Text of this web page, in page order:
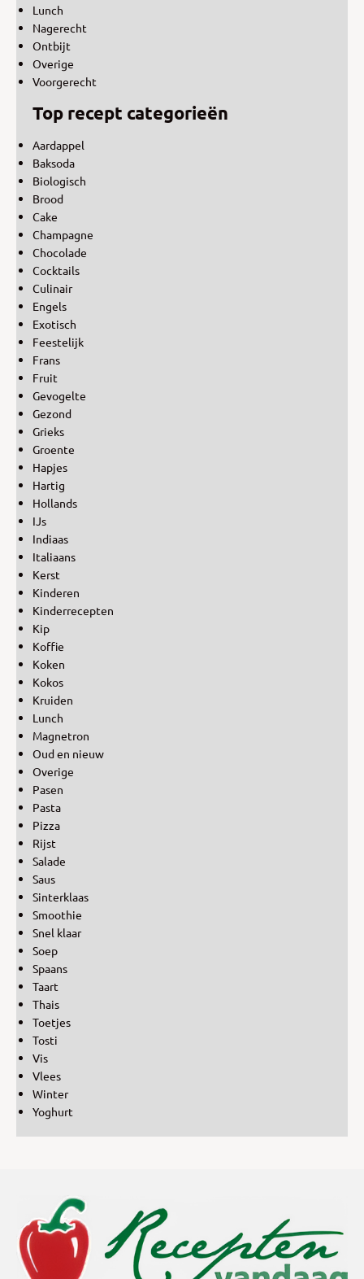
Lunch
Nagerecht
Ontbijt
Overige
Voorgerecht
Top recept categorieën
Aardappel
Baksoda
Biologisch
Brood
Cake
Champagne
Chocolade
Cocktails
Culinair
Engels
Exotisch
Feestelijk
Frans
Fruit
Gevogelte
Gezond
Grieks
Groente
Hapjes
Hartig
Hollands
IJs
Indiaas
Italiaans
Kerst
Kinderen
Kinderrecepten
Kip
Koffie
Koken
Kokos
Kruiden
Lunch
Magnetron
Oud en nieuw
Overige
Pasen
Pasta
Pizza
Rijst
Salade
Saus
Sinterklaas
Smoothie
Snel klaar
Soep
Spaans
Taart
Thais
Toetjes
Tosti
Vis
Vlees
Winter
Yoghurt